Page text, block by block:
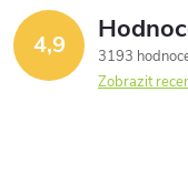
4,9
3193
Zobrazit